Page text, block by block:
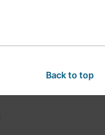
Back to top